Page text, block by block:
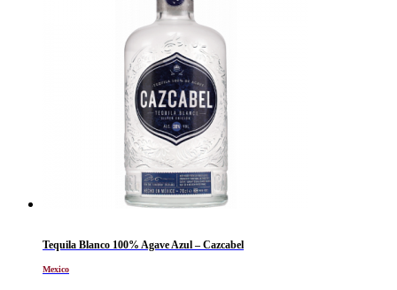
Tequila Blanco 100% Agave Azul – Cazcabel
Mexico